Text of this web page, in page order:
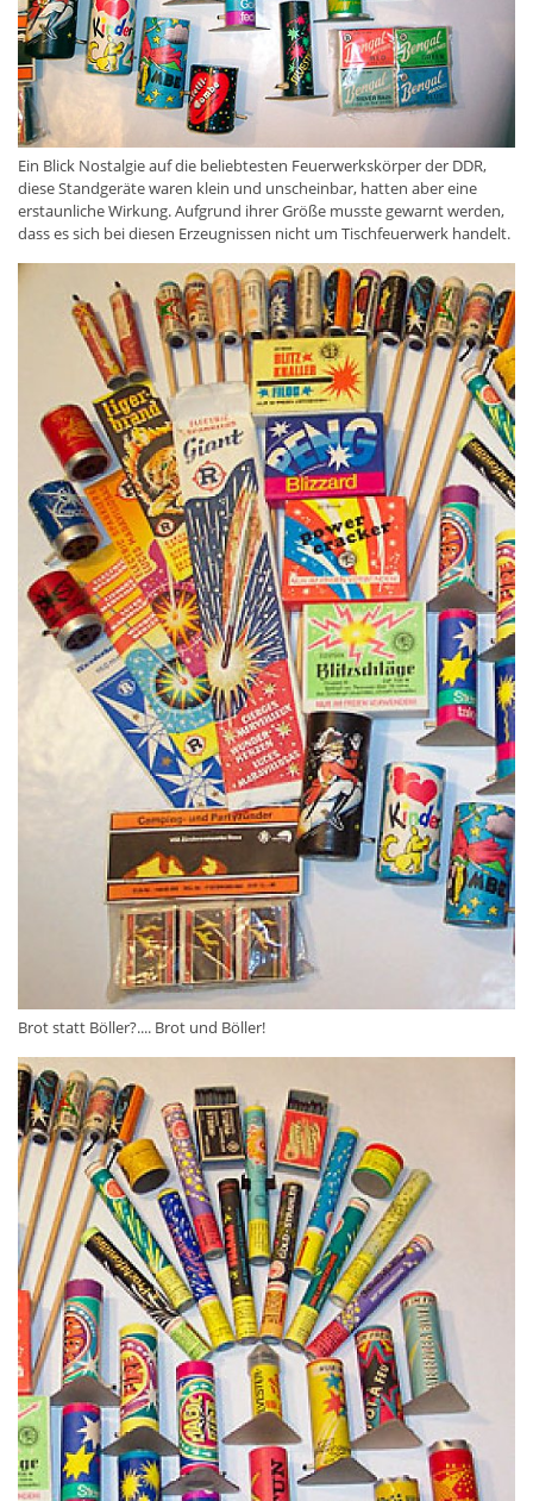
Ein Blick Nostalgie auf die beliebtesten Feuerwerkskörper der DDR,
diese Standgeräte waren klein und unscheinbar, hatten aber eine
erstaunliche Wirkung. Aufgrund ihrer Größe musste gewarnt werden,
dass es sich bei diesen Erzeugnissen nicht um Tischfeuerwerk handelt.
Brot statt Böller?.... Brot und Böller!